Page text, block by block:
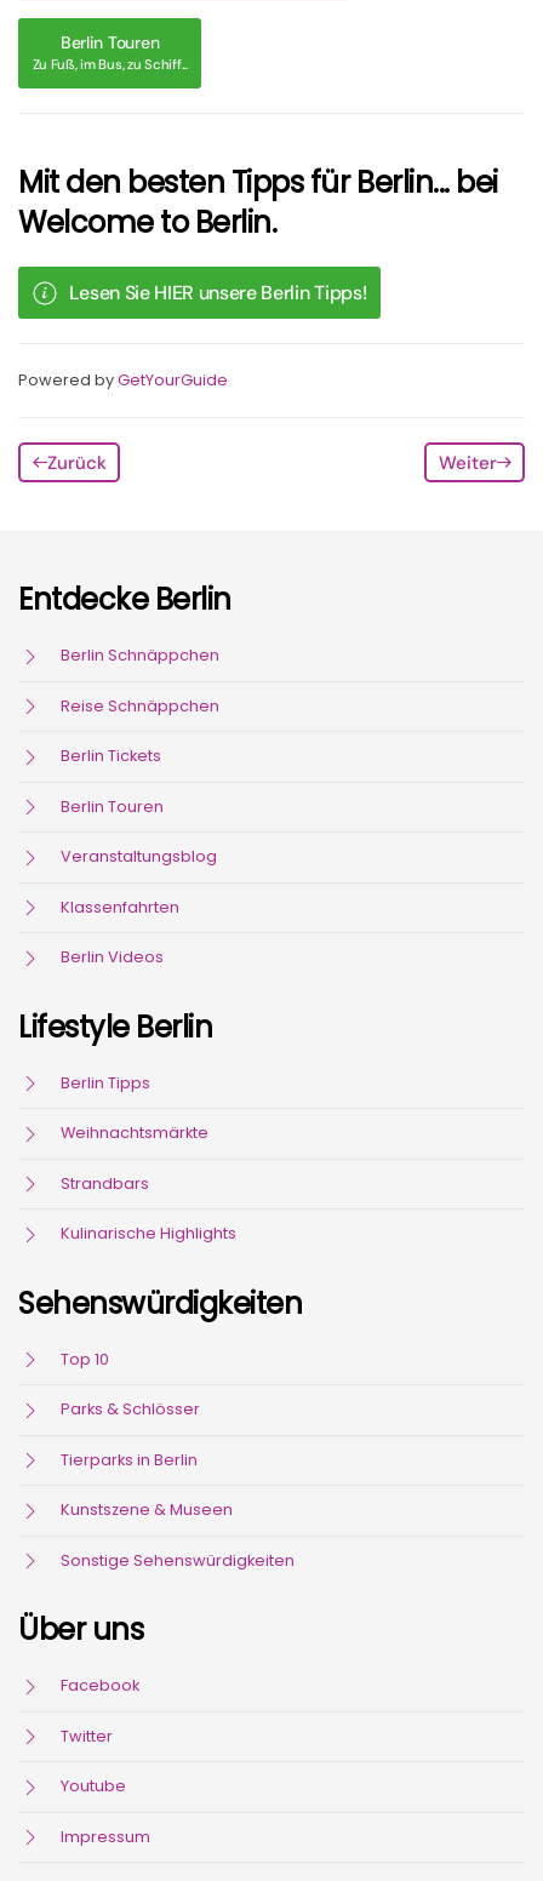
Berlin Touren
Zu Fuß, im Bus, zu Schiff...
Mit den besten Tipps für Berlin... bei
Welcome to Berlin.
Lesen Sie HIER unsere Berlin Tipps!
Powered byGetYourGuide
Zurück Weiter
Entdecke Berlin
Berlin Schnäppchen
Reise Schnäppchen
Berlin Tickets
Berlin Touren
Veranstaltungsblog
Klassenfahrten
Berlin Videos
Lifestyle Berlin
Berlin Tipps
Weihnachtsmärkte
Strandbars
Kulinarische Highlights
Sehenswürdigkeiten
Top 10
Parks & Schlösser
Tierparks in Berlin
Kunstszene & Museen
Sonstige Sehenswürdigkeiten
Über uns
Facebook
Twitter
Youtube
Impressum